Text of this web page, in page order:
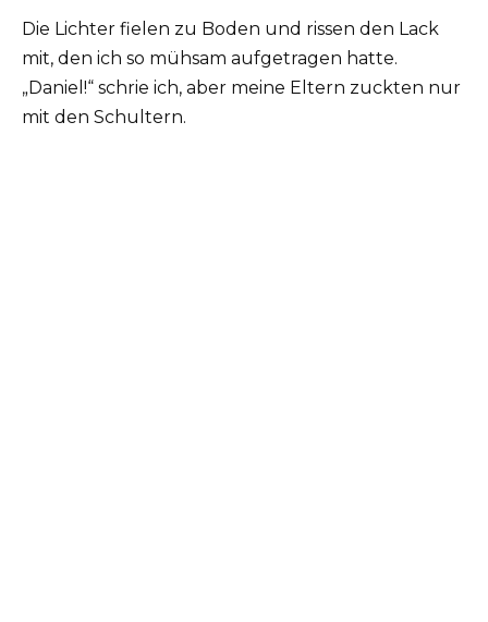
Die Lichter fielen zu Boden und rissen den Lack
mit, den ich so mühsam aufgetragen hatte.
„Daniel!“ schrie ich, aber meine Eltern zuckten nur
mit den Schultern.